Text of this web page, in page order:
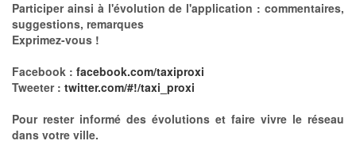
Participer ainsi à l'évolution de l'application : commentaires,
suggestions, remarques
Exprimez-vous !
Facebook : facebook.com/taxiproxi
Tweeter : twitter.com/#!/taxi_proxi
Pour rester informé des évolutions et faire vivre le réseau
dans votre ville.